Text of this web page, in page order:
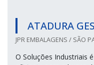
ATADURA
JPR EMBALAGENS / SÃO
O Soluções Industriais